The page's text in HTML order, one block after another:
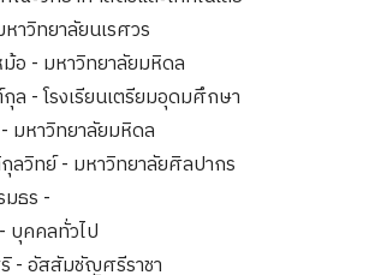
าวิทยาลัยนเรศวร
อ - มหาวิทยาลัยมหิดล
ล - โรงเรียนเตรียมอุดมศึกษา
หาวิทยาลัยมหิดล
ลวิทย์ - มหาวิทยาลัยศิลปากร
ธร -
คคลทั่วไป
- อัสสัมชัญศรีราชา